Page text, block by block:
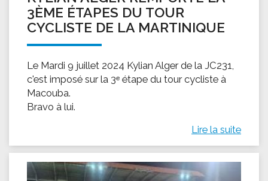
3ÈME ÉTAPES DU TOUR
CYCLISTE DE LA MARTINIQUE
Le Mardi 9 juillet 2024 Kylian Alger de la JC231,
c'est imposé sur la 3ᵉ étape du tour cycliste à
Macouba.
Bravo à lui.
Lire la suite